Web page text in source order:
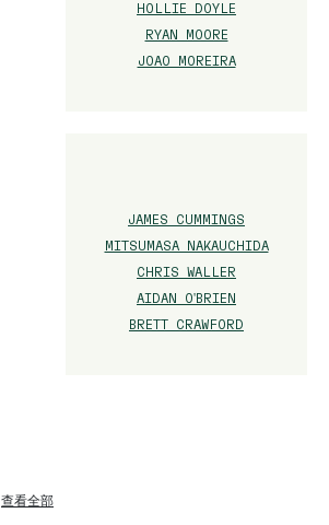
HOLLIE DOYLE
RYAN MOORE
JOAO MOREIRA
JAMES CUMMINGS
MITSUMASA NAKAUCHIDA
CHRIS WALLER
AIDAN O'BRIEN
BRETT CRAWFORD
查看全部